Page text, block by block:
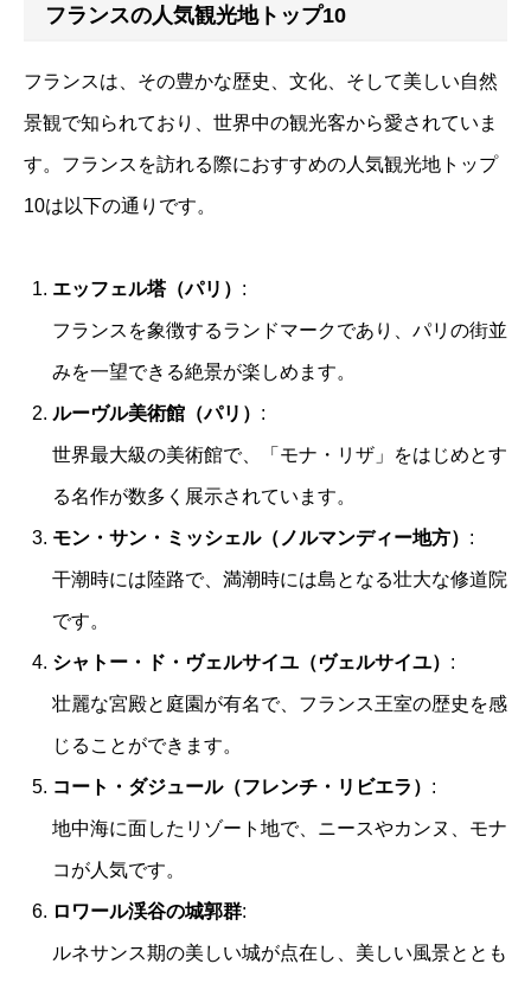
フランスの人気観光地トップ10
フランスは、その豊かな歴史、文化、そして美しい自然
景観で知られており、世界中の観光客から愛されていま
す。フランスを訪れる際におすすめの人気観光地トップ
10は以下の通りです。
エッフェル塔（パリ） :
フランスを象徴するランドマークであり、パリの街並
みを一望できる絶景が楽しめます。
ルーヴル美術館（パリ） :
世界最大級の美術館で、「モナ・リザ」をはじめとす
る名作が数多く展示されています。
モン・サン・ミッシェル（ノルマンディー地方） :
干潮時には陸路で、満潮時には島となる壮大な修道院
です。
シャトー・ド・ヴェルサイユ（ヴェルサイユ） :
壮麗な宮殿と庭園が有名で、フランス王室の歴史を感
じることができます。
コート・ダジュール（フレンチ・リビエラ） :
地中海に面したリゾート地で、ニースやカンヌ、モナ
コが人気です。
ロワール渓谷の城郭群:
ルネサンス期の美しい城が点在し、美しい風景ととも